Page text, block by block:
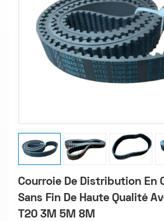
Courroie De Distribution En
Sans Fin De Haute Qualité
T20 3M 5M 8M